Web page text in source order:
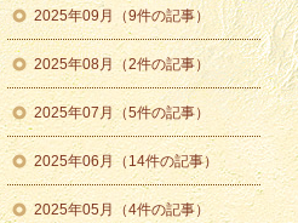
2025年09月（9件の記事）
2025年08月（2件の記事）
2025年07月（5件の記事）
2025年06月（14件の記事）
2025年05月（4件の記事）